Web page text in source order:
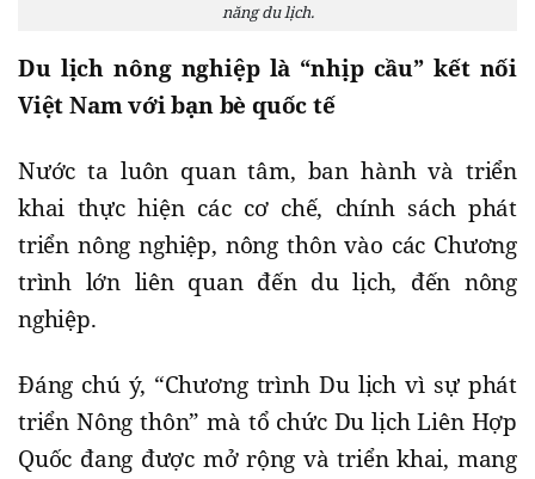
năng du lịch.
Du lịch nông nghiệp là “nhịp cầu” kết nối
Việt Nam với bạn bè quốc tế
Nước ta luôn quan tâm, ban hành và triển
khai thực hiện các cơ chế, chính sách phát
triển nông nghiệp, nông thôn vào các Chương
trình lớn liên quan đến du lịch, đến nông
nghiệp.
Đáng chú ý, “Chương trình Du lịch vì sự phát
triển Nông thôn” mà tổ chức Du lịch Liên Hợp
Quốc đang được mở rộng và triển khai, mang